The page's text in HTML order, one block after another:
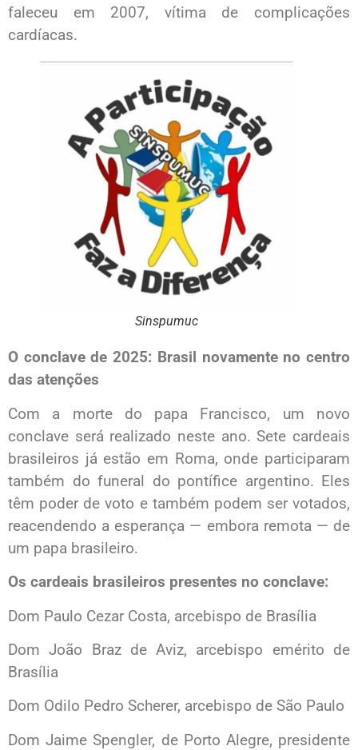
faleceu em 2007, vítima de complicações
cardíacas.
Sinspumuc
O conclave de 2025: Brasil novamente no centro
das atenções
Com a morte do papa Francisco, um novo
conclave será realizado neste ano. Sete cardeais
brasileiros já estão em Roma, onde participaram
também do funeral do pontífice argentino. Eles
têm poder de voto e também podem ser votados,
reacendendo a esperança — embora remota — de
um papa brasileiro.
Os cardeais brasileiros presentes no conclave:
Dom Paulo Cezar Costa, arcebispo de Brasília
Dom João Braz de Aviz, arcebispo emérito de
Brasília
Dom Odilo Pedro Scherer, arcebispo de São Paulo
Dom Jaime Spengler, de Porto Alegre, presidente